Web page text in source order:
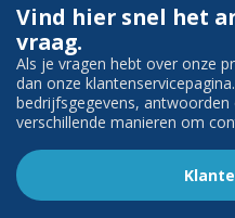
Vind hier snel het
vraag.
Als je vragen hebt over onze
dan onze
bedrijfsgegevens, antwoorden
verschillende manieren om